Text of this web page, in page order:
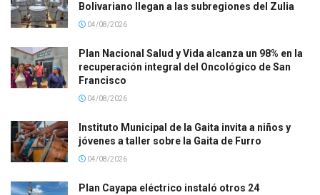
Bolivariano llegan a las subregiones del Zulia
04/08/2026
Plan Nacional Salud y Vida alcanza un 98% en la
recuperación integral del Oncológico de San
Francisco
04/08/2026
Instituto Municipal de la Gaita invita a niños y
jóvenes a taller sobre la Gaita de Furro
04/08/2026
Plan Cayapa eléctrico instaló otros 24